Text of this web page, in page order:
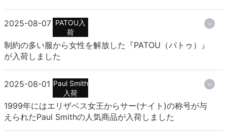
2025-08-07 PATOU入
荷
制約の多い服から女性を解放した『PATOU（パトゥ）』
が入荷しました
2025-08-01 Paul Smith
入荷
1999年にはエリザベス女王からサー(ナイト)の称号が与
えられたPaul Smithの人気商品が入荷しました